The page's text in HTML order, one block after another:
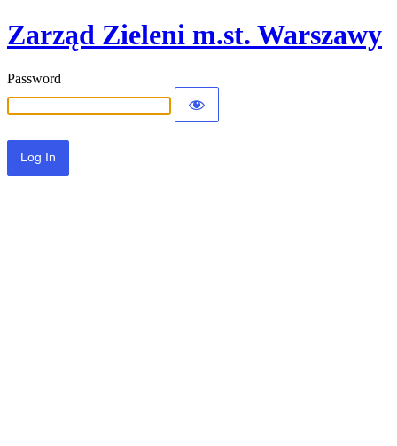
Zarząd Zieleni m.st. Warszawy
Password